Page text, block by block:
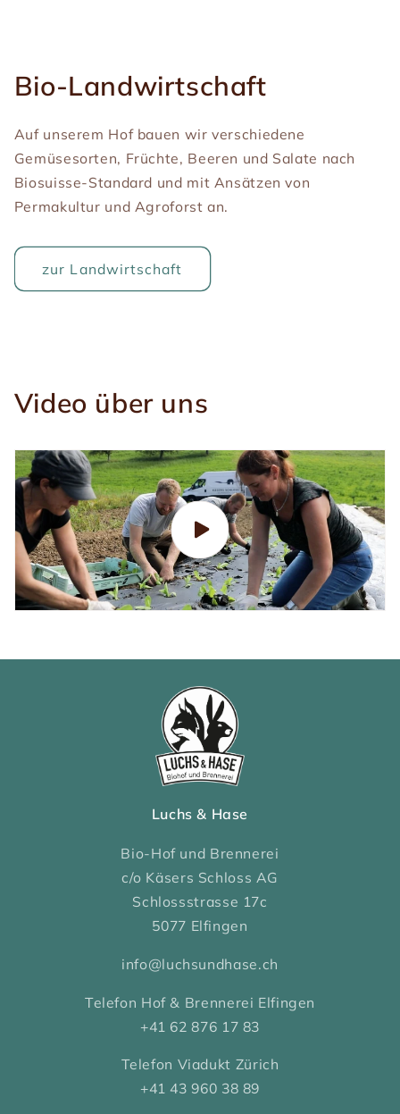
Bio-Landwirtschaft
Auf unserem Hof bauen wir verschiedene
Gemüsesorten, Früchte, Beeren und Salate nach
Biosuisse-Standard und mit Ansätzen von
Permakultur und Agroforst an.
zur Landwirtschaft
Video über uns
Luchs & Hase
Bio-Hof und Brennerei
c/o Käsers Schloss AG
Schlossstrasse 17c
5077 Elfingen
info@luchsundhase.ch
Telefon Hof & Brennerei Elfingen
+41 62 876 17 83
Telefon Viadukt Zürich
+41 43 960 38 89